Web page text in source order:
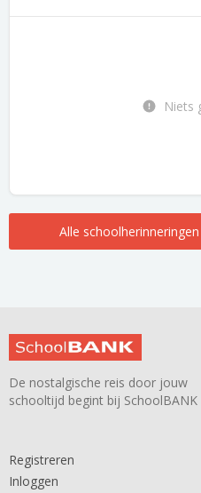
Niets
Alle
De nostalgische reis door jouw
schooltijd begint bij SchoolBANK
Registreren
Inloggen